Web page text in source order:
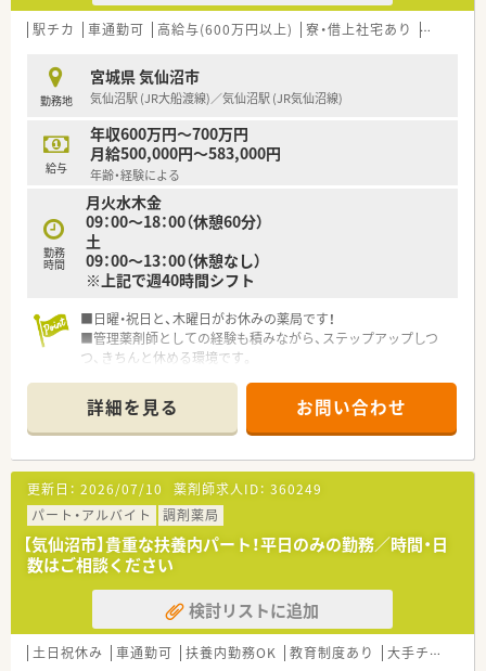
駅チカ 車通勤可 高給与(600万円以上) 寮・借上社宅あり 管理薬剤
勤務地
宮城県 気仙沼市
気仙沼駅 (JR大船渡線)／気仙沼駅 (JR気仙沼線)
給与
年収600万円～700万円
月給500,000円～583,000円
年齢・経験による
勤務
時間
月火水木金
09：00～18：00（休憩60分）
土
09：00～13：00（休憩なし）
※上記で週40時間シフト
■日曜・祝日と、木曜日がお休みの薬局です！
■管理薬剤師としての経験も積みながら、ステップアップしつ
つ、きちんと休める環境です。
近い立地です。
■内科と心療内科の処方せんが主ですが、その他の科目を面対応
で受けています。
詳細を見る お問い合わせ
更新日： 2026/07/10 薬剤師求人ID： 360249
パート・アルバイト
調剤薬局
【気仙沼市】貴重な扶養内パート！平日のみの勤務／時間・日
数はご相談ください
検討リストに追加
土日祝休み 車通勤可 扶養内勤務OK 教育制度あり 大手チェーン以外